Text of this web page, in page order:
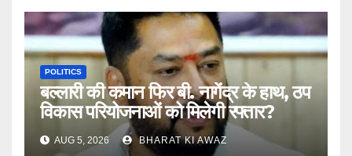
POLITICS
बल्लारी की कमान फिर बी. नागेंद्र के हाथ, ठप
विकास परियोजनाओं को मिलेगी रफ्तार?
AUG 5, 2026 BHARAT KI AWAZ